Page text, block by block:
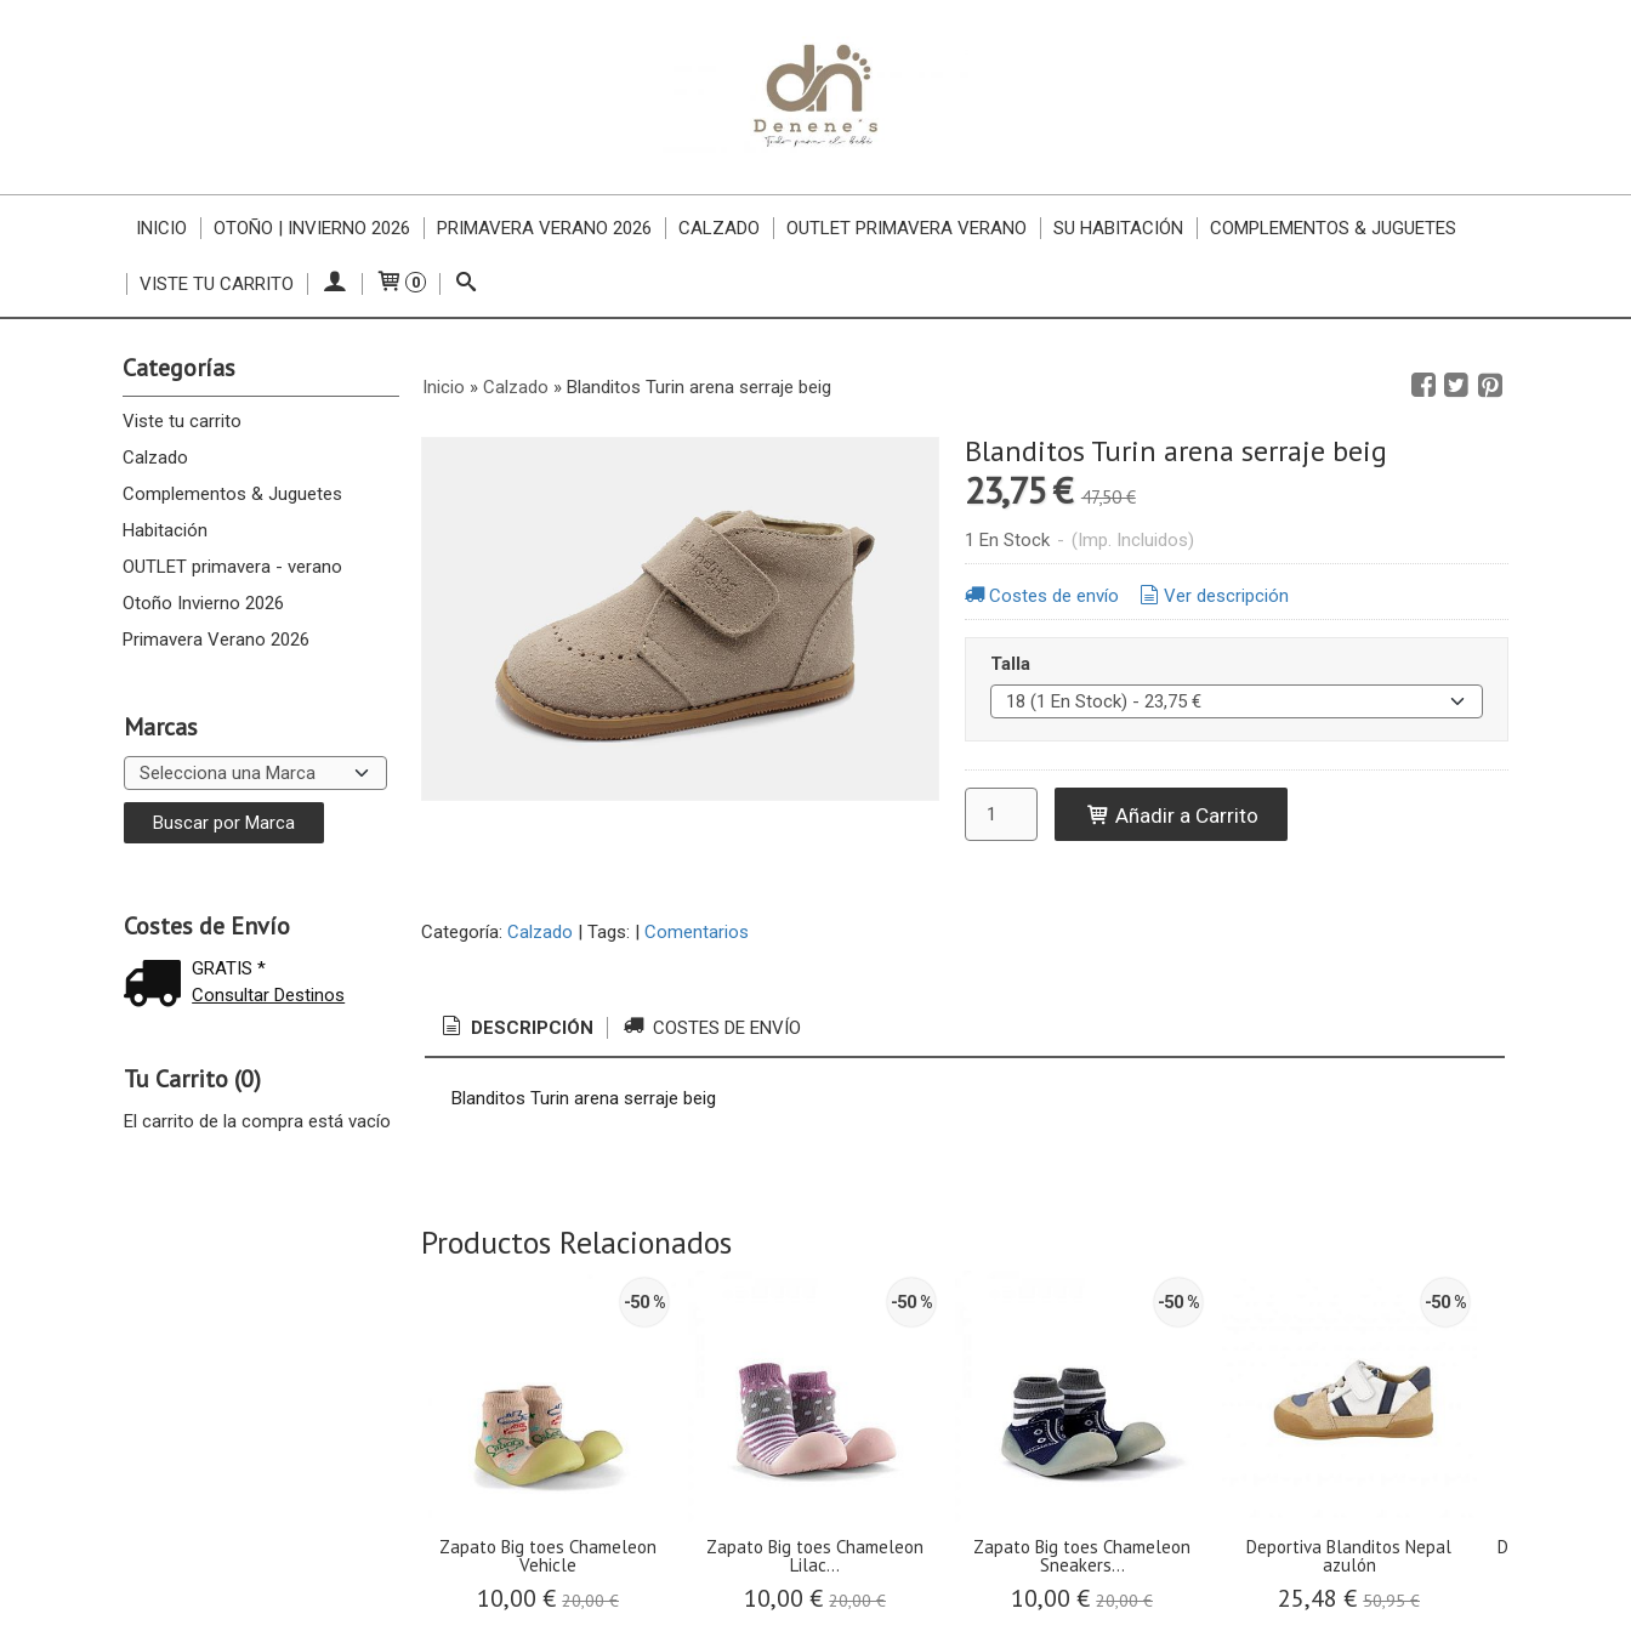
INICIO OTOÑO | INVIERNO 2026 PRIMAVERA VERANO 2026 CALZADO OUTLET PRIMAVERA VERANO SU HABITACIÓN COMPLEMENTOS & JUGUETES
VISTE TU CARRITO 0
Categorías
Viste tu carrito
Calzado
Complementos & Juguetes
Habitación
OUTLET primavera - verano
Otoño Invierno 2026
Primavera Verano 2026
Marcas
Costes de Envío
GRATIS *
Consultar Destinos
Tu Carrito (0)
El carrito de la compra está vacío
Inicio » Calzado » Blanditos Turin arena serraje beig
Blanditos Turin arena serraje beig
23,75 € 47,50 €
1 En Stock - (Imp. Incluidos)
Costes de envío Ver descripción
Talla
Añadir a Carrito
Categoría: Calzado | Tags: | Comentarios
DESCRIPCIÓN COSTES DE ENVÍO
Blanditos Turin arena serraje beig
Productos Relacionados
-50 %
Zapato Big toes Chameleon
Vehicle
10,00 €20,00 €
-50 %
Zapato Big toes Chameleon
Lilac...
10,00 €20,00 €
-50 %
Zapato Big toes Chameleon
Sneakers...
10,00 €20,00 €
-50 %
Deportiva Blanditos Nepal
azulón
25,48 €50,95 €
Deportiva